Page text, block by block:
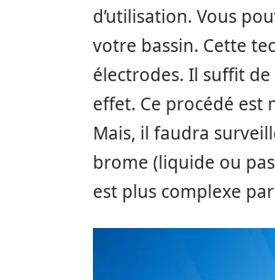
d’utilisation. Vous
votre bassin. Cette
électrodes. Il suffit de
effet. Ce procédé est
Mais, il faudra
brome (liquide ou
est plus complexe